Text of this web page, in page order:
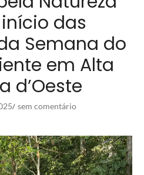
das
Semana do
em Alta
d’Oeste
/ sem comentário